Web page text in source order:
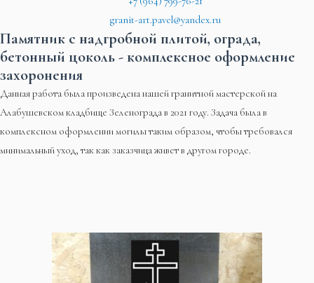
granit-art.pavel@yandex.ru
Памятник с надгробной плитой, ограда,
бетонный цоколь - комплексное оформление
захоронения
Данная работа была произведена нашей гранитной мастерской на
Алабушевском кладбище Зеленограда в 2021 году. Задача была в
комплексном оформлении могилы таким образом, чтобы требовался
минимальный уход, так как заказчица живет в другом городе.